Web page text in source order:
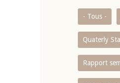
- Tous -
Quaterly
Rapport